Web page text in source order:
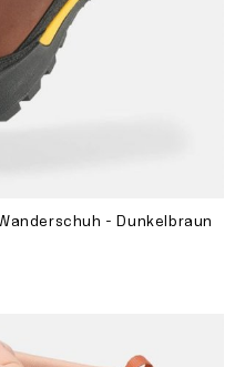
- Dunkelbraun